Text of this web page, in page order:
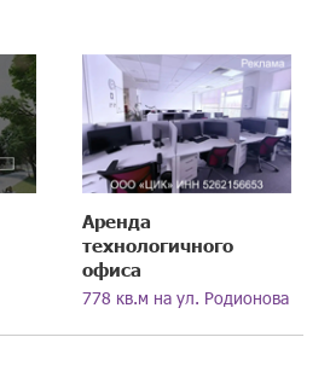
Аренда
технологичного
офиса
778 кв.м на ул. Родионова